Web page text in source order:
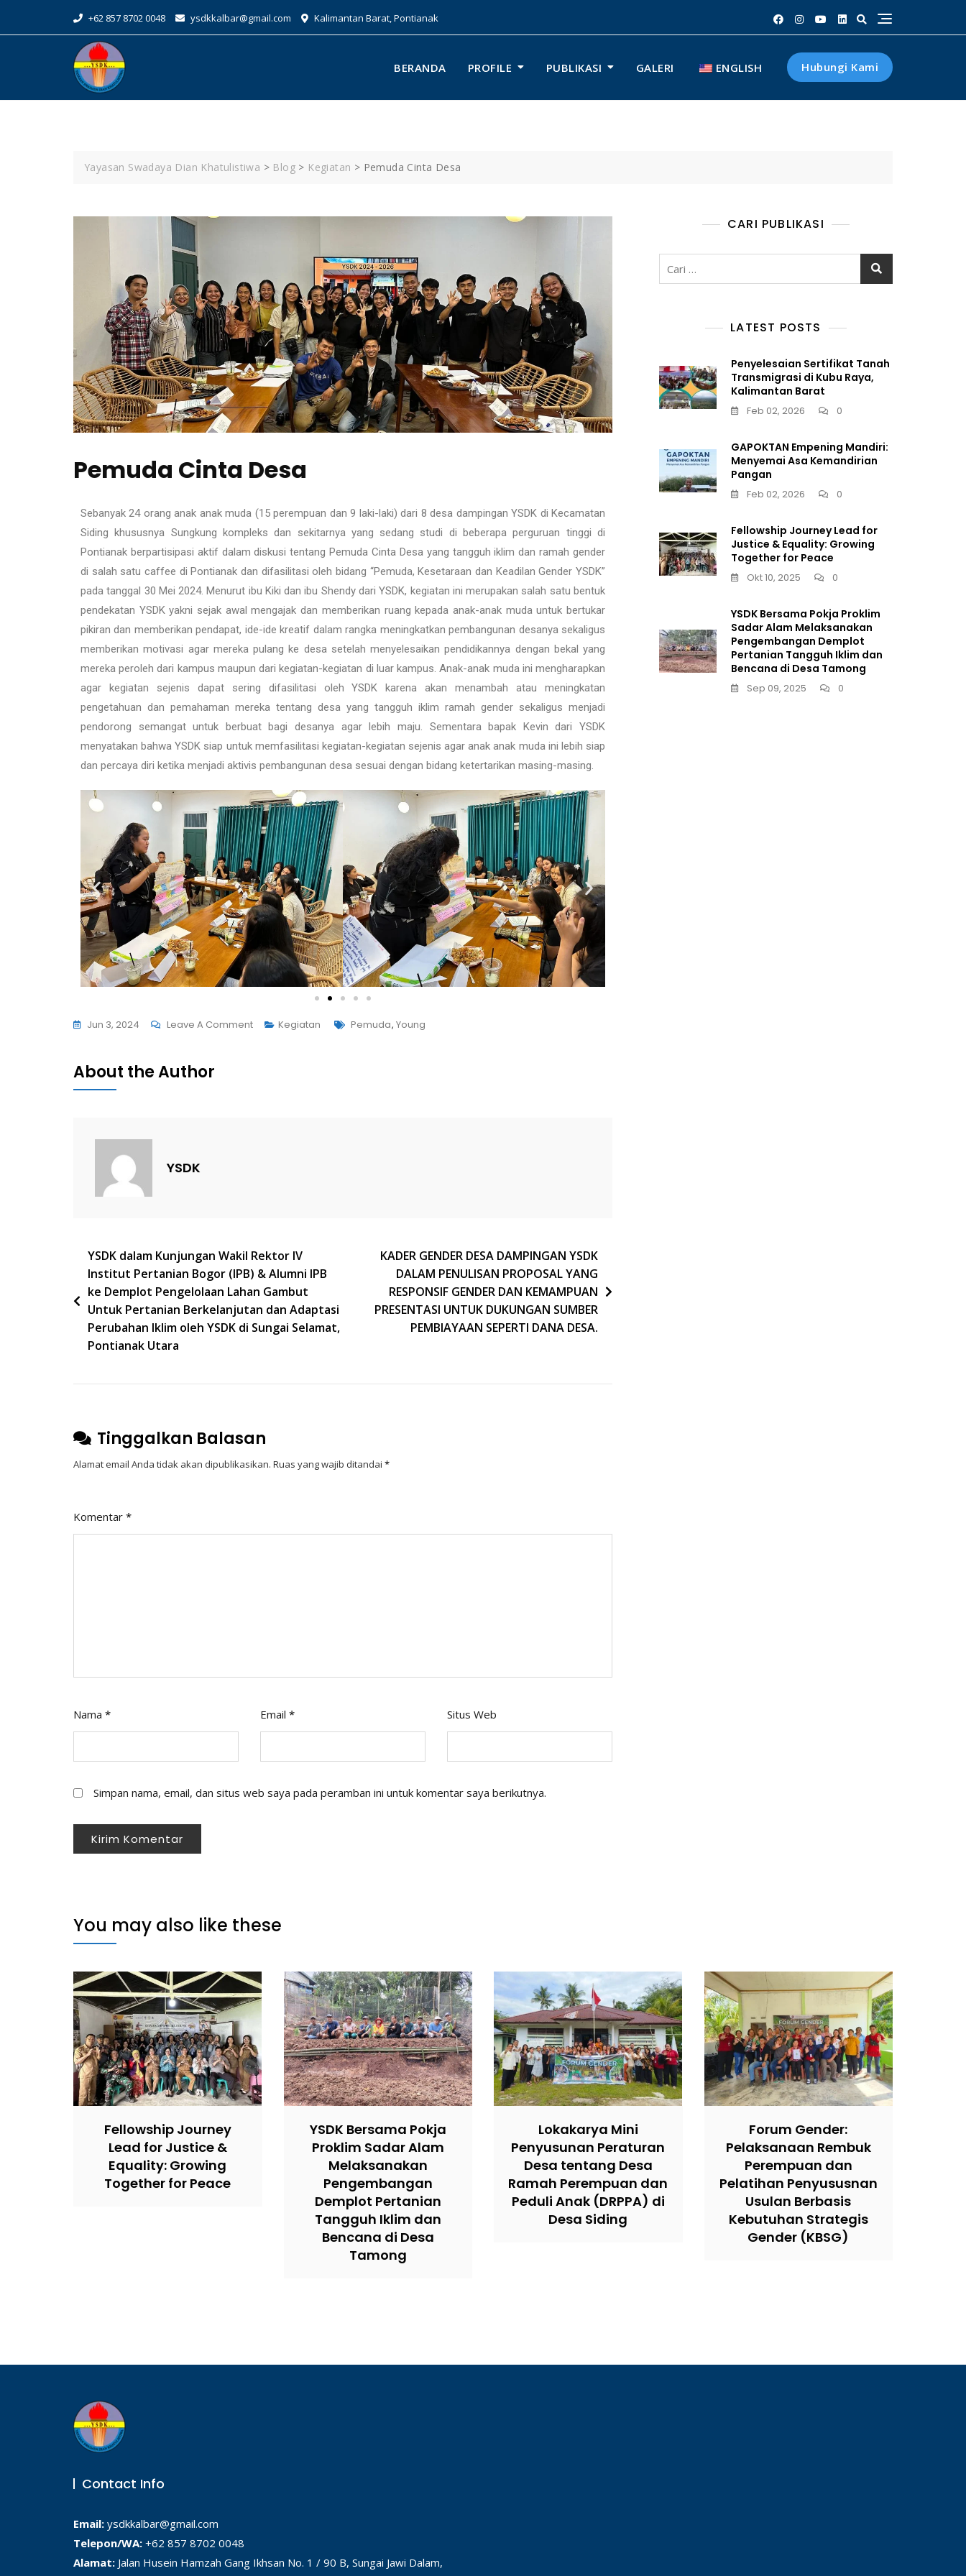
+62 857 8702 0048 ysdkkalbar@gmail.com Kalimantan Barat, Pontianak
BERANDA PROFILE PUBLIKASI GALERI ENGLISH Hubungi Kami
Yayasan Swadaya Dian Khatulistiwa > Blog > Kegiatan > Pemuda Cinta Desa
Pemuda Cinta Desa
Sebanyak 24 orang anak anak muda (15 perempuan dan 9 laki-laki) dari 8 desa dampingan YSDK di Kecamatan
Siding khususnya Sungkung kompleks dan sekitarnya yang sedang studi di beberapa perguruan tinggi di
Pontianak berpartisipasi aktif dalam diskusi tentang Pemuda Cinta Desa yang tangguh iklim dan ramah gender
di salah satu caffee di Pontianak dan difasilitasi oleh bidang “Pemuda, Kesetaraan dan Keadilan Gender YSDK”
pada tanggal 30 Mei 2024. Menurut ibu Kiki dan ibu Shendy dari YSDK, kegiatan ini merupakan salah satu bentuk
pendekatan YSDK yakni sejak awal mengajak dan memberikan ruang kepada anak-anak muda untuk bertukar
pikiran dan memberikan pendapat, ide-ide kreatif dalam rangka meningkatkan pembangunan desanya sekaligus
memberikan motivasi agar mereka pulang ke desa setelah menyelesaikan pendidikannya dengan bekal yang
mereka peroleh dari kampus maupun dari kegiatan-kegiatan di luar kampus. Anak-anak muda ini mengharapkan
agar kegiatan sejenis dapat sering difasilitasi oleh YSDK karena akan menambah atau meningkatan
pengetahuan dan pemahaman mereka tentang desa yang tangguh iklim ramah gender sekaligus menjadi
pendorong semangat untuk berbuat bagi desanya agar lebih maju. Sementara bapak Kevin dari YSDK
menyatakan bahwa YSDK siap untuk memfasilitasi kegiatan-kegiatan sejenis agar anak anak muda ini lebih siap
dan percaya diri ketika menjadi aktivis pembangunan desa sesuai dengan bidang ketertarikan masing-masing.
Jun 3, 2024 Leave A Comment Kegiatan Pemuda, Young
About the Author
YSDK
YSDK dalam Kunjungan Wakil Rektor IV
Institut Pertanian Bogor (IPB) & Alumni IPB
ke Demplot Pengelolaan Lahan Gambut
Untuk Pertanian Berkelanjutan dan Adaptasi
Perubahan Iklim oleh YSDK di Sungai Selamat,
Pontianak Utara
KADER GENDER DESA DAMPINGAN YSDK
DALAM PENULISAN PROPOSAL YANG
RESPONSIF GENDER DAN KEMAMPUAN
PRESENTASI UNTUK DUKUNGAN SUMBER
PEMBIAYAAN SEPERTI DANA DESA.
Tinggalkan Balasan
Alamat email Anda tidak akan dipublikasikan. Ruas yang wajib ditandai *
Komentar *
Nama * Email * Situs Web
Simpan nama, email, dan situs web saya pada peramban ini untuk komentar saya berikutnya.
CARI PUBLIKASI
LATEST POSTS
Penyelesaian Sertifikat Tanah
Transmigrasi di Kubu Raya,
Kalimantan Barat
Feb 02, 2026 0
GAPOKTAN Empening Mandiri:
Menyemai Asa Kemandirian
Pangan
Feb 02, 2026 0
Fellowship Journey Lead for
Justice & Equality: Growing
Together for Peace
Okt 10, 2025 0
YSDK Bersama Pokja Proklim
Sadar Alam Melaksanakan
Pengembangan Demplot
Pertanian Tangguh Iklim dan
Bencana di Desa Tamong
Sep 09, 2025 0
You may also like these
Fellowship Journey
Lead for Justice &
Equality: Growing
Together for Peace
YSDK Bersama Pokja
Proklim Sadar Alam
Melaksanakan
Pengembangan
Demplot Pertanian
Tangguh Iklim dan
Bencana di Desa
Tamong
Lokakarya Mini
Penyusunan Peraturan
Desa tentang Desa
Ramah Perempuan dan
Peduli Anak (DRPPA) di
Desa Siding
Forum Gender:
Pelaksanaan Rembuk
Perempuan dan
Pelatihan Penyususnan
Usulan Berbasis
Kebutuhan Strategis
Gender (KBSG)
Contact Info
Email: ysdkkalbar@gmail.com
Telepon/WA: +62 857 8702 0048
Alamat: Jalan Husein Hamzah Gang Ikhsan No. 1 / 90 B, Sungai Jawi Dalam,